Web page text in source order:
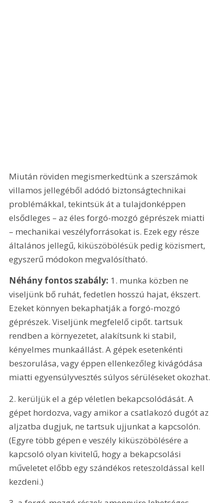
Miután röviden megismerkedtünk a szerszámok
villamos jellegéből adódó biztonságtechnikai
problémákkal, tekintsük át a tulajdonképpen
elsődleges – az éles forgó-mozgó géprészek miatti
– mechanikai veszélyforrásokat is. Ezek egy része
általános jellegű, kiküszöbölésük pedig közismert,
egyszerű módokon megvalósítható.
Néhány fontos szabály: 1. munka közben ne
viseljünk bő ruhát, fedetlen hosszú hajat, ékszert.
Ezeket könnyen bekaphatják a forgó-mozgó
géprészek. Viseljünk megfelelő cipőt. tartsuk
rendben a környezetet, alakítsunk ki stabil,
kényelmes munkaállást. A gépek esetenkénti
beszorulása, vagy éppen ellenkezőleg kivágódása
miatti egyensúlyvesztés súlyos sérüléseket okozhat.
2. kerüljük el a gép véletlen bekapcsolódását. A
gépet hordozva, vagy amikor a csatlakozó dugót az
aljzatba dugjuk, ne tartsuk ujjunkat a kapcsolón.
(Egyre több gépen e veszély kiküszöbölésére a
kapcsoló olyan kivitelű, hogy a bekapcsolási
műveletet előbb egy szándékos reteszoldással kell
kezdeni.)